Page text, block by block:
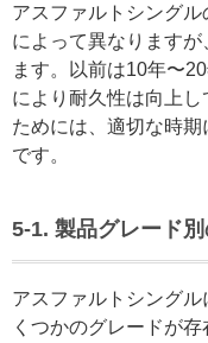
アスファルトシング
によって異なります
ます。以前は10年〜
により耐久性は向上
ためには、適切な時
です。
5-1. 製品グレード
アスファルトシング
くつかのグレードが